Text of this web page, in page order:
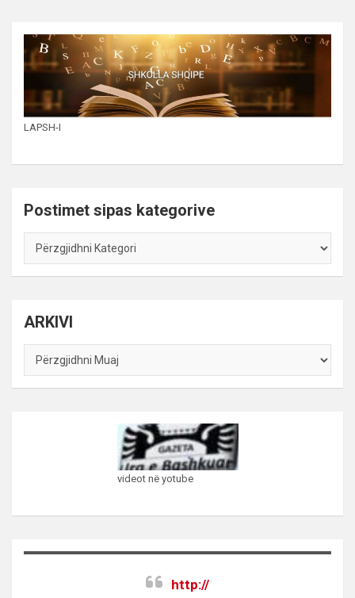
LAPSH-I
Postimet sipas kategorive
Postimet
kategorive
ARKIVI
ARKIVI
videot në yotube
http://